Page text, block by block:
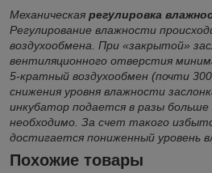
Механическая регулировка
Регулирование влажности
воздухообмена. При «закрытой»
вентиляционного отверстия
5-кратный воздухообмен (почти
снижения уровня влажности
инкубатор подается в разы больше
необходимо. За счет такого
достигается пониженный уровень
Похожие товары